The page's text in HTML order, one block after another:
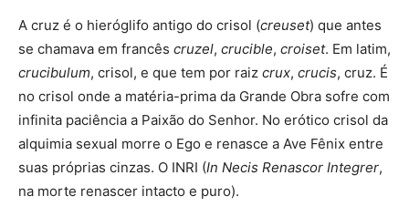
A cruz é o hieróglifo antigo do crisol (creuset) que antes
se chamava em francês cruzel, crucible, croiset. Em latim,
crucibulum, crisol, e que tem por raiz crux, crucis, cruz. É
no crisol onde a matéria-prima da Grande Obra sofre com
infinita paciência a Paixão do Senhor. No erótico crisol da
alquimia sexual morre o Ego e renasce a Ave Fênix entre
suas próprias cinzas. O INRI (In Necis Renascor Integrer,
na morte renascer intacto e puro).